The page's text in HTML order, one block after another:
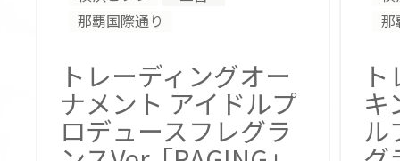
那覇国際通り
トレーディングオー
ナメント アイドルプ
ロデュースフレグラ
那
キ
ル